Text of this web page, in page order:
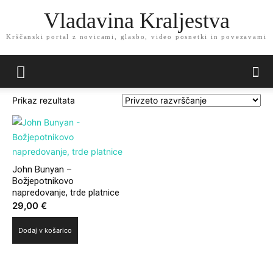
Vladavina Kraljestva
Krščanski portal z novicami, glasbo, video posnetki in povezavami
Prikaz rezultata
John Bunyan –
Božjepotnikovo
napredovanje, trde platnice
29,00 €
Dodaj v košarico